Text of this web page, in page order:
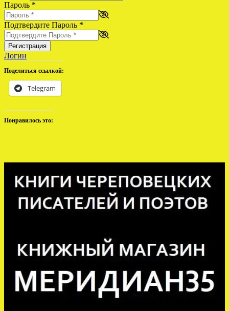
Пароль *
Подтвердите Пароль *
Регистрация
Логин
Поделиться ссылкой:
Telegram
Понравилось это: